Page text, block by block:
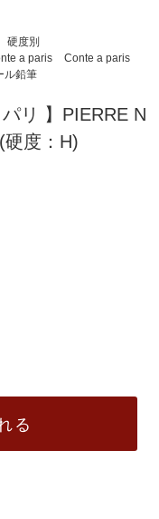
硬度別
a paris
Conte a paris
ル鉛筆
リ 】PIERRE N
度：H)
る